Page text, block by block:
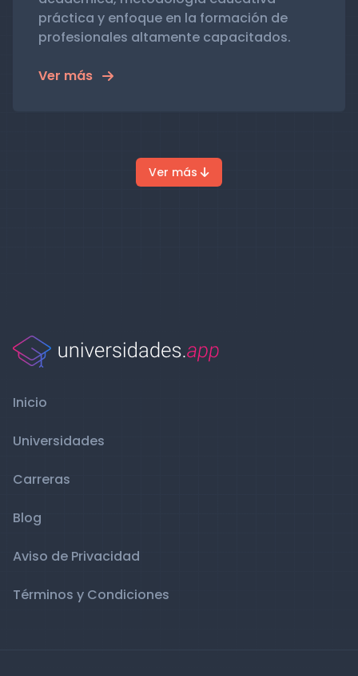
práctica y enfoque en la formación de
profesionales altamente capacitados.
Ver más
Ver más
Inicio
Universidades
Carreras
Blog
Aviso de Privacidad
Términos y Condiciones